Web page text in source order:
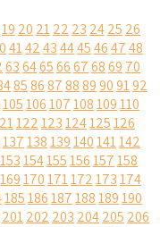
19 20 2122 23 2425 26
4142434445464748
63646566676869 70
8586878889909192
105106107108109110
122123124125126
137138139140141142
153154155156157158
169170171172173174
185186187188189190
201202 203 204205 206